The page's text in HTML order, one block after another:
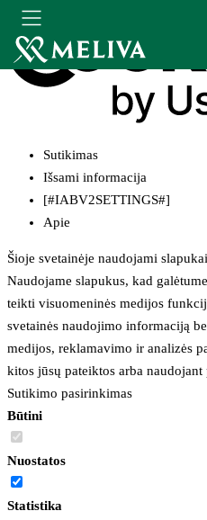
Sutikimas
Išsami informacija
[#IABV2SETTINGS#]
Apie
Šioje svetainėje naudojami slapukai
Naudojame slapukus, kad
teikti visuomeninės medijos
svetainės naudojimo informaciją
medijos, reklamavimo ir analizės
kitos jūsų pateiktos arba
Sutikimo pasirinkimas
Būtini
Nuostatos
Statistika